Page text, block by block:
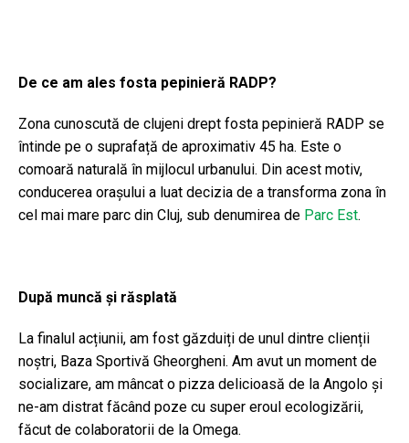
De ce am ales fosta pepinieră RADP?
Zona cunoscută de clujeni drept fosta pepinieră RADP se
întinde pe o suprafață de aproximativ 45 ha. Este o
comoară naturală în mijlocul urbanului. Din acest motiv,
conducerea orașului a luat decizia de a transforma zona în
cel mai mare parc din Cluj, sub denumirea de Parc Est.
După muncă și răsplată
La finalul acțiunii, am fost găzduiți de unul dintre clienții
noștri, Baza Sportivă Gheorgheni. Am avut un moment de
socializare, am mâncat o pizza delicioasă de la Angolo și
ne-am distrat făcând poze cu super eroul ecologizării,
făcut de colaboratorii de la Omega.